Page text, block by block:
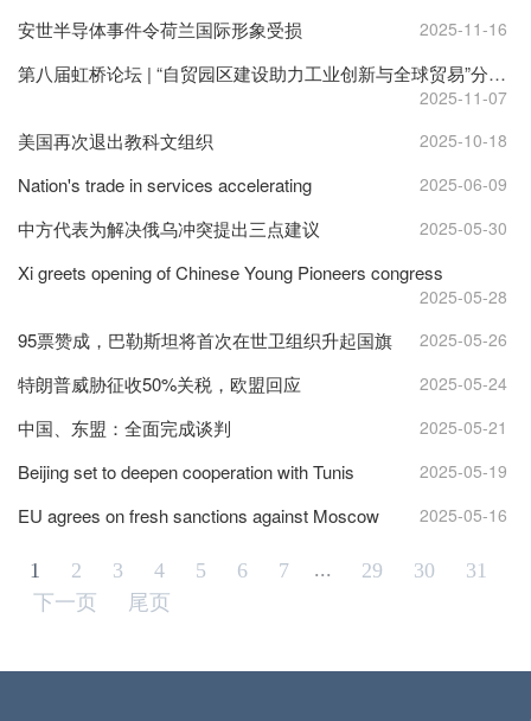
安世半导体事件令荷兰国际形象受损 2025-11-16
第八届虹桥论坛 | “自贸园区建设助力工业创新与全球贸易”分论坛举办
2025-11-07
美国再次退出教科文组织 2025-10-18
Nation's trade in services accelerating 2025-06-09
中方代表为解决俄乌冲突提出三点建议 2025-05-30
Xi greets opening of Chinese Young Pioneers congress
2025-05-28
95票赞成，巴勒斯坦将首次在世卫组织升起国旗 2025-05-26
特朗普威胁征收50%关税，欧盟回应 2025-05-24
中国、东盟：全面完成谈判 2025-05-21
Beijing set to deepen cooperation with Tunis 2025-05-19
EU agrees on fresh sanctions against Moscow 2025-05-16
1 2 3 4 5 6 7 ... 29 30
31
下一页
尾页